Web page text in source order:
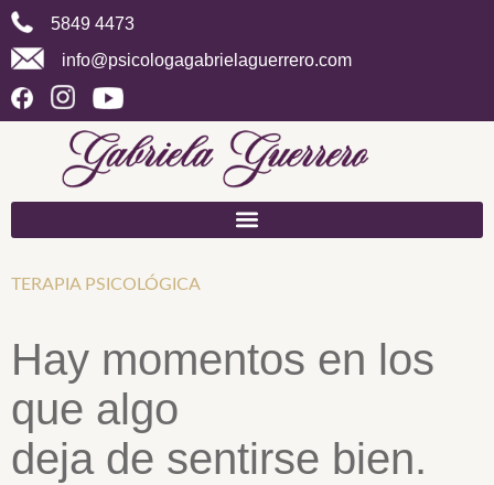
5849 4473
info@psicologagabrielaguerrero.com
TERAPIA PSICOLÓGICA
Hay momentos en los
que algo
deja de sentirse bien.